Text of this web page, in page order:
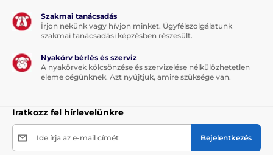
Szakmai tanácsadás
Írjon nekünk vagy hívjon minket. Ügyfélszolgálatunk
szakmai tanácsadási képzésben részesült.
Nyakörv bérlés és szerviz
A nyakörvek kölcsönzése és szervizelése nélkülözhetetlen
eleme cégünknek. Azt nyújtjuk, amire szüksége van.
Iratkozz fel hírlevelünkre
Ide írja az e-mail címét Bejelentkezés